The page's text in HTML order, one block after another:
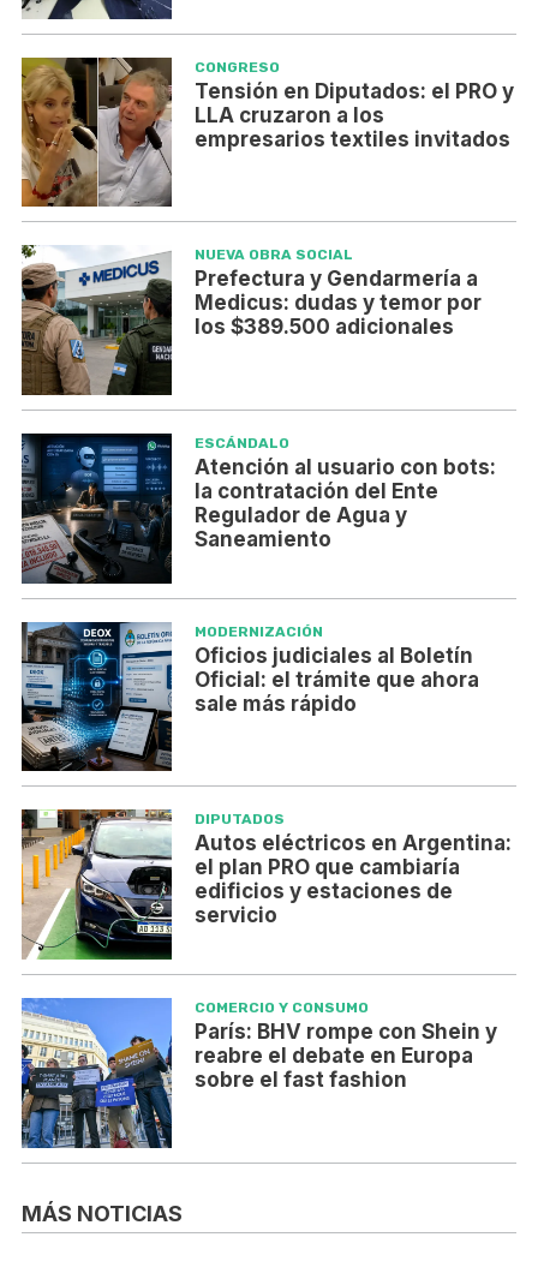
CONGRESO
Tensión en Diputados: el PRO y
LLA cruzaron a los
empresarios textiles invitados
NUEVA OBRA SOCIAL
Prefectura y Gendarmería a
Medicus: dudas y temor por
los $389.500 adicionales
ESCÁNDALO
Atención al usuario con bots:
la contratación del Ente
Regulador de Agua y
Saneamiento
MODERNIZACIÓN
Oficios judiciales al Boletín
Oficial: el trámite que ahora
sale más rápido
DIPUTADOS
Autos eléctricos en Argentina:
el plan PRO que cambiaría
edificios y estaciones de
servicio
COMERCIO Y CONSUMO
París: BHV rompe con Shein y
reabre el debate en Europa
sobre el fast fashion
MÁS NOTICIAS